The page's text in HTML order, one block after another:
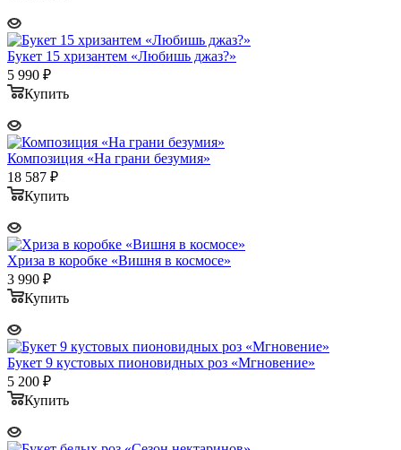
Букет 15 хризантем «Любишь джаз?»
5 990 ₽
Купить
Композиция «На грани безумия»
18 587 ₽
Купить
Хриза в коробке «Вишня в космосе»
3 990 ₽
Купить
Букет 9 кустовых пионовидных роз «Мгновение»
5 200 ₽
Купить